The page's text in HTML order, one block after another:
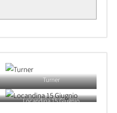
Turner
Locandina 15 Giugnio